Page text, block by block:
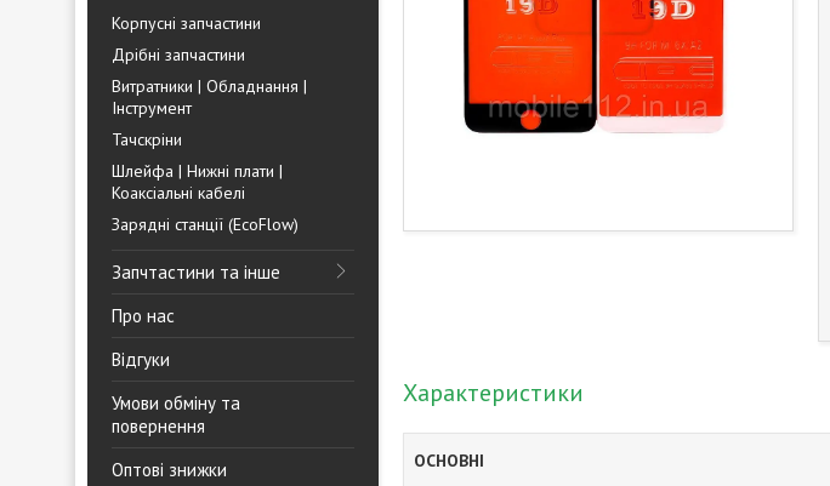
Корпусні запчастини
Дрібні запчастини
Витратники | Обладнання |
Інструмент
Тачскріни
Шлейфа | Нижні плати |
Коаксіальні кабелі
Зарядні станції (EcoFlow)
Запчтастини та інше
Про нас
Відгуки
Умови обміну та
повернення
Оптові знижки
Характеристики
ОСНОВНІ